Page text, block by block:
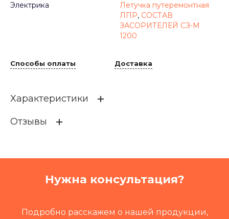
Электрика
Летучка путеремонтная
ЛПР, СОСТАВ
ЗАСОРИТЕЛЕЙ СЗ-М
1200
Способы оплаты Доставка
Характеристики
Кат префикс
Путевая техника
Летучка путеремонтная Л
Отзывы
Нужна консультация?
Подробно расскажем о нашей продукции,